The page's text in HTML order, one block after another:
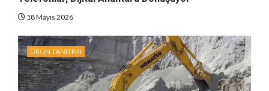
18 Mayıs 2026
ÜRÜN TANITIMI